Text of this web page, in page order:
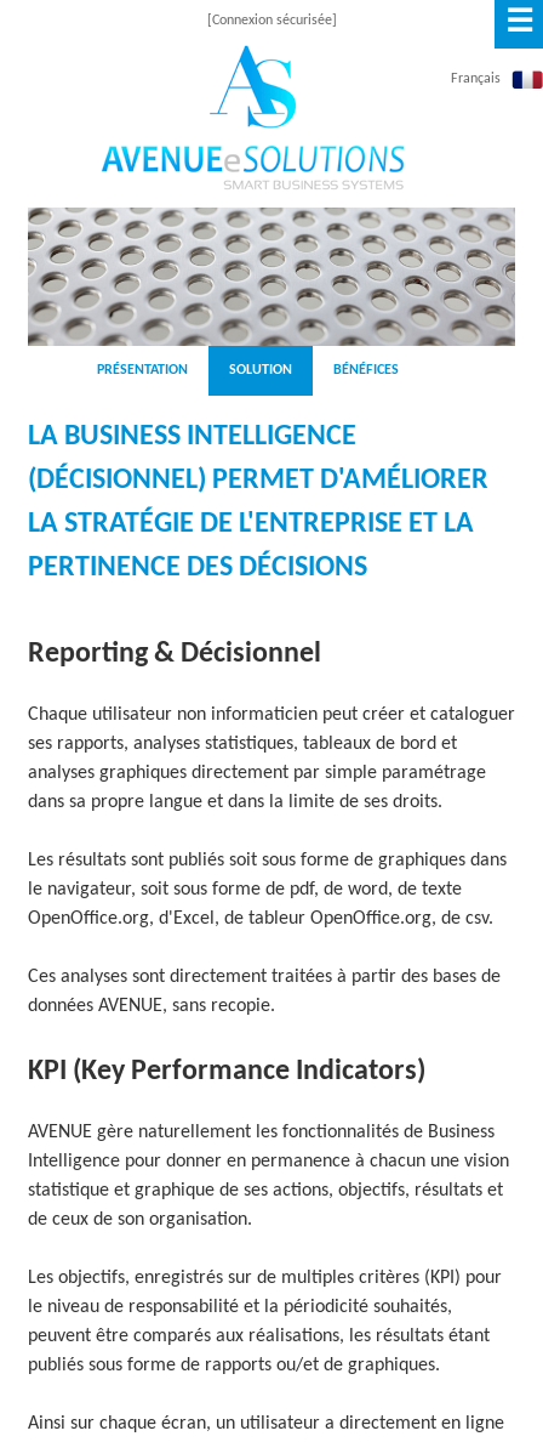
A
V
E
N
E
E
S
O
U
T
I
O
S
[Connexion sécurisée]
Français
PRÉSENTATION SOLUTION BÉNÉFICES
LA BUSINESS INTELLIGENCE
(DÉCISIONNEL) PERMET D'AMÉLIORER
LA STRATÉGIE DE L'ENTREPRISE ET LA
PERTINENCE DES DÉCISIONS
Reporting & Décisionnel
Chaque utilisateur non informaticien peut créer et cataloguer
ses rapports, analyses statistiques, tableaux de bord et
analyses graphiques directement par simple paramétrage
dans sa propre langue et dans la limite de ses droits.
Les résultats sont publiés soit sous forme de graphiques dans
le navigateur, soit sous forme de pdf, de word, de texte
OpenOffice.org, d'Excel, de tableur OpenOffice.org, de csv.
Ces analyses sont directement traitées à partir des bases de
données AVENUE, sans recopie.
KPI (Key Performance Indicators)
AVENUE gère naturellement les fonctionnalités de Business
Intelligence pour donner en permanence à chacun une vision
statistique et graphique de ses actions, objectifs, résultats et
de ceux de son organisation.
Les objectifs, enregistrés sur de multiples critères (KPI) pour
le niveau de responsabilité et la périodicité souhaités,
peuvent être comparés aux réalisations, les résultats étant
publiés sous forme de rapports ou/et de graphiques.
Ainsi sur chaque écran, un utilisateur a directement en ligne
☰